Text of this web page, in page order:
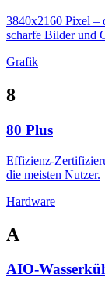
3840x2160 Pixel –
scharfe Bilder und
Grafik
8
80 Plus
Effizienz-
die meisten Nutzer.
Hardware
A
AIO-